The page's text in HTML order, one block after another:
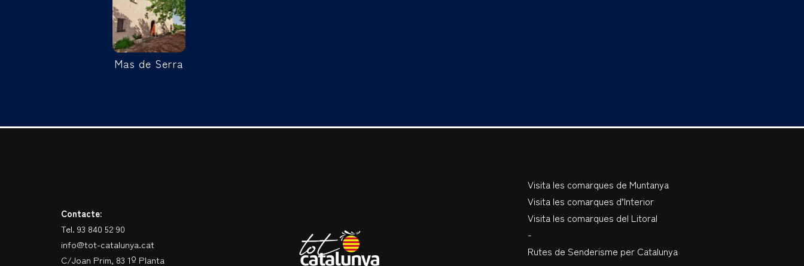
Mas de Serra
Contacte:
Tel. 93 840 52 90
info@tot-catalunya.cat
C/Joan Prim, 83 1º Planta
Visita les comarques de Muntanya
Visita les comarques d’Interior
Visita les comarques del Litoral
-
Rutes de Senderisme per Catalunya